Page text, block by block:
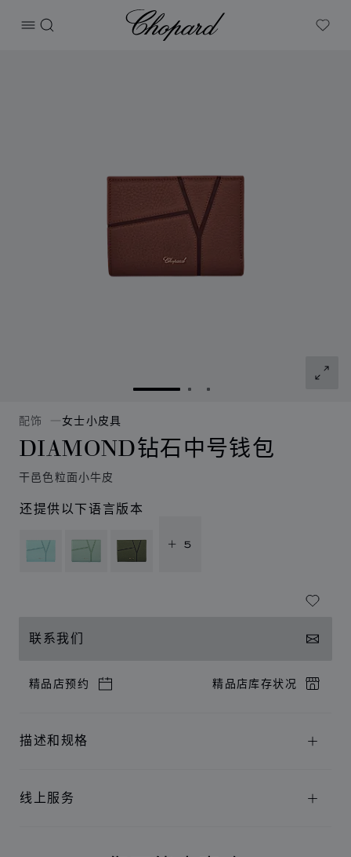
打开菜单
搜索
Chopard
My
转到幻灯片 1转到幻灯片 2
转到幻灯片 3
配饰 女士小皮具
DIAMOND钻石中号钱包
干邑色粒面小牛皮
还提供以下语言版本
+ 5
联系我们
精品店预约 精品店库存状况
描述和规格
线上服务